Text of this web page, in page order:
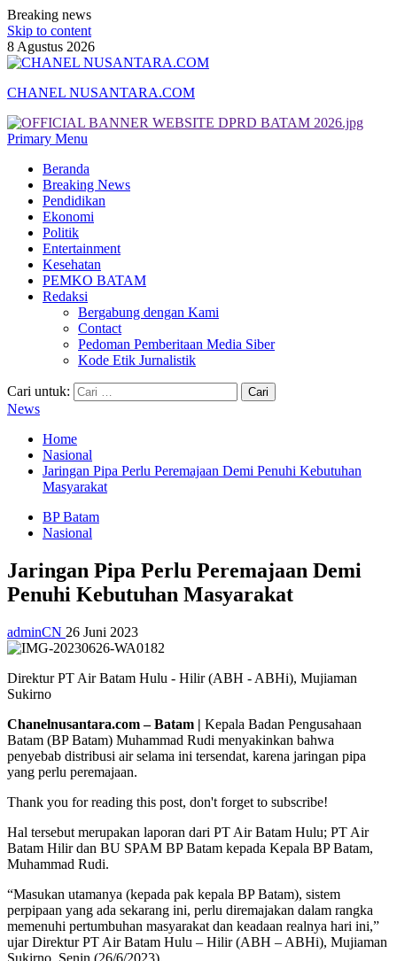
Breaking news
Skip to content
8 Agustus 2026
CHANEL NUSANTARA.COM
Primary Menu
Beranda
Breaking News
Pendidikan
Ekonomi
Politik
Entertainment
Kesehatan
PEMKO BATAM
Redaksi
Bergabung dengan Kami
Contact
Pedoman Pemberitaan Media Siber
Kode Etik Jurnalistik
Cari untuk:
News
Home
Nasional
Jaringan Pipa Perlu Peremajaan Demi Penuhi Kebutuhan
Masyarakat
BP Batam
Nasional
Jaringan Pipa Perlu Peremajaan Demi
Penuhi Kebutuhan Masyarakat
adminCN 26 Juni 2023
Direktur PT Air Batam Hulu - Hilir (ABH - ABHi), Mujiaman
Sukirno
Chanelnusantara.com – Batam | Kepala Badan Pengusahaan
Batam (BP Batam) Muhammad Rudi menyakinkan bahwa
penyebab distribusi air selama ini tersendat, karena jaringan pipa
yang perlu peremajaan.
Thank you for reading this post, don't forget to subscribe!
Hal tersebut merupakan laporan dari PT Air Batam Hulu; PT Air
Batam Hilir dan BU SPAM BP Batam kepada Kepala BP Batam,
Muhammad Rudi.
“Masukan utamanya (kepada pak kepala BP Batam), sistem
perpipaan yang ada sekarang ini, perlu diremajakan dalam rangka
memenuhi pertumbuhan masyarakat dan keadaan realnya hari ini,”
ujar Direktur PT Air Batam Hulu – Hilir (ABH – ABHi), Mujiaman
Sukirno, Senin (26/6/2023).